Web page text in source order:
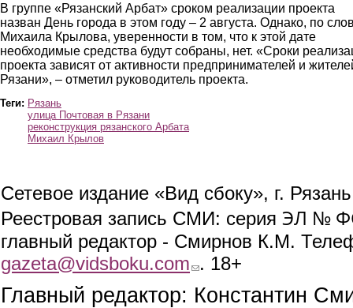
В группе «Рязанский Арбат» сроком реализации проекта
назван День города в этом году – 2 августа. Однако, по
Михаила Крылова, уверенности в том, что к этой дате
необходимые средства будут собраны, нет. «Сроки
проекта зависят от активности предпринимателей и
Рязани», – отметил руководитель проекта.
Теги: Рязань
улица Почтовая в Рязани
реконструкция рязанского Арбата
Михаил Крылов
Сетевое издание «Вид сбоку», г.
Реестровая запись СМИ: серия ЭЛ №
главный редактор - Смирнов К.М.
gazeta@vidsboku.com (link sends e-mail)
. 18+
Главный редактор: Константин